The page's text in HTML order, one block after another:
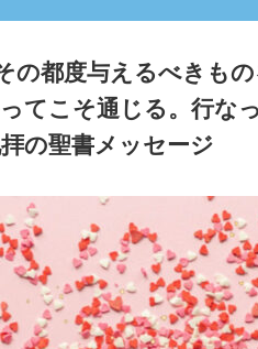
の都度与えるべきも
てこそ通じる。行な
の聖書メッセージ